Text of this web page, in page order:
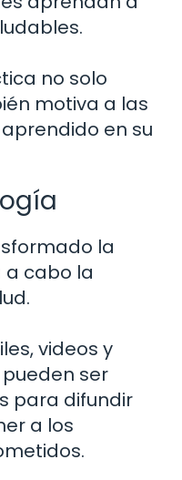
no solo
motiva a las
en su
la
a cabo la
videos y
ser
para difundir
a los